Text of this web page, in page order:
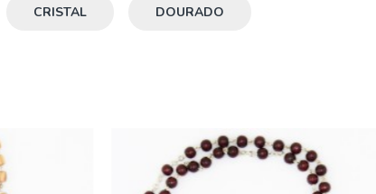
CRISTAL DOURADO